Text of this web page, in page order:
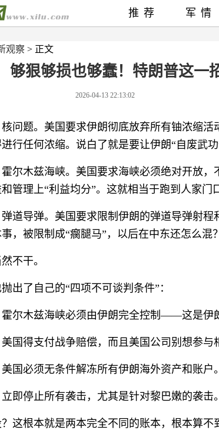
观察 > 正文
够狠够损也够蠢！特朗普这一
2026-04-13 22:13:02
问题。美国要求伊朗彻底放弃所有铀浓缩
行任何浓缩。说白了就是要让伊朗“自废武功
尔木兹海峡。美国要求海峡必须绝对开放
管理上“利益均分”。这就相当于跑到人家门
道导弹。美国要求限制伊朗的弹道导弹射
，被限制成“瘸腿马”，以后在中东还怎么混？
不干。
出了自己的“四项不可谈判条件”：
尔木兹海峡必须由伊朗完全控制——这是伊
国得支付战争赔偿，而且美国公司别想参与
国必须无条件解冻所有伊朗海外资产和账户。
即停止所有袭击，尤其是针对黎巴嫩的袭击。
这根本就是两本完全不同的账本，根本算不
推荐 军情